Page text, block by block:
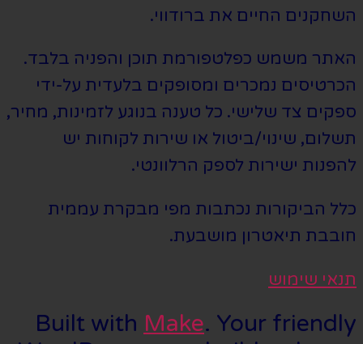
השחקנים החיים את ברודווי.
האתר משמש כפלטפורמת תוכן והפניה בלבד.
הכרטיסים נמכרים ומסופקים בלעדית על-ידי
ספקים צד שלישי. כל טענה בנוגע לזמינות, מחיר,
תשלום, שינוי/ביטול או שירות לקוחות יש
להפנות ישירות לספק הרלוונטי.
כלל הביקורות נכתבות מפי מבקרת עממית
חובבת תיאטרון מושבעת.
תנאי שימוש
Built with Make. Your friendly